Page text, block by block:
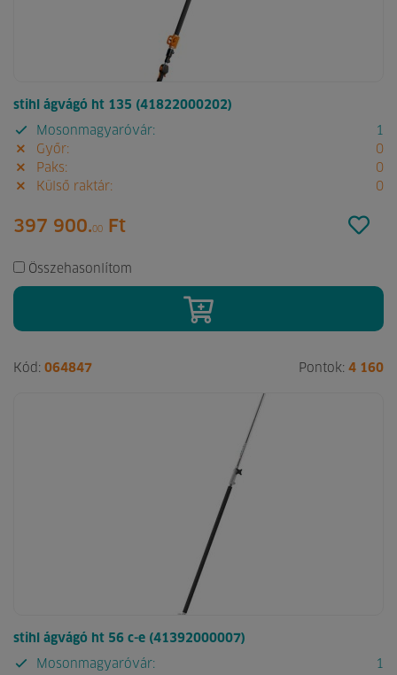
stihl ágvágó ht 135 (41822000202)
Mosonmagyaróvár:
1
Győr:
0
Paks:
0
Külső raktár:
0
397 900.00 Ft
Összehasonlítom
Kód: 064847 Pontok: 4 160
stihl ágvágó ht 56 c-e (41392000007)
Mosonmagyaróvár:
1